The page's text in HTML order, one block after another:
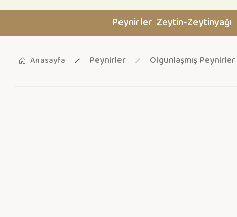
Peynirler Zeytin-Zeytinyağı
Anasayfa Peynirler Olgunlaşmış Peynirler